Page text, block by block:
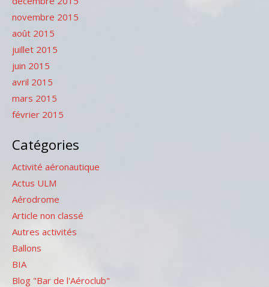
novembre 2015
août 2015
juillet 2015
juin 2015
avril 2015
mars 2015
février 2015
Catégories
Activité aéronautique
Actus ULM
Aérodrome
Article non classé
Autres activités
Ballons
BIA
Blog "Bar de l'Aéroclub"